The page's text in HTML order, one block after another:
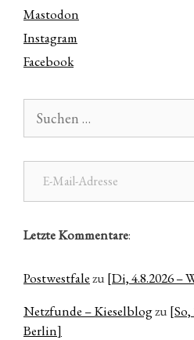
Mastodon
Instagram
Facebook
nach:
E-Mail-Adresse
Letzte Kommentare:
Postwestfalezu [Di, 4.8.2026 –
Netzfunde – Kieselblogzu
Berlin]